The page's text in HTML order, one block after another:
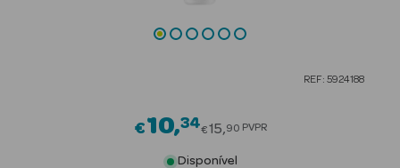
Beauty Season
REF: 5924188
€10 34Price reduced from
€15 90 PVPR
Disponível